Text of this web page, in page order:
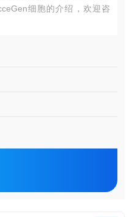
细胞的介绍，欢迎咨